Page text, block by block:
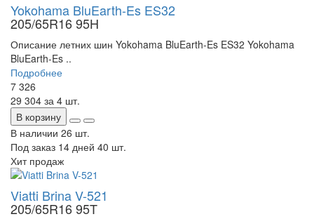
Yokohama BluEarth-Es ES32
205/65R16 95H
Описание летних шин Yokohama BluEarth-Es ES32 Yokohama
BluEarth-Es ..
Подробнее
7 326
29 304 за 4 шт.
В корзину
В наличии 26 шт.
Под заказ 14 дней 40 шт.
Хит продаж
Viatti Brina V-521
205/65R16 95T